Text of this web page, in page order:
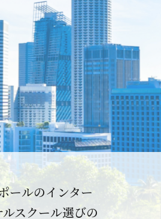
ールのインター
スクール選びの